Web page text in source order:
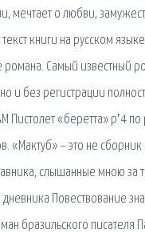
мечтает о любви,
книги на русском
Самый известный
и без регистрации
«беретта» р′4 по
«Мактуб» – это не сборник
слышанные мною за
Повествование
бразильского писателя